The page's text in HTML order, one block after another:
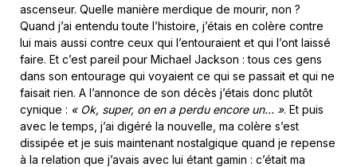
ascenseur. Quelle manière merdique de mourir, non ?
Quand j’ai entendu toute l’histoire, j’étais en colère contre
lui mais aussi contre ceux qui l’entouraient et qui l’ont laissé
faire. Et c’est pareil pour Michael Jackson : tous ces gens
dans son entourage qui voyaient ce qui se passait et qui ne
faisait rien. A l’annonce de son décès j’étais donc plutôt
cynique : « Ok, super, on en a perdu encore un… ». Et puis
avec le temps, j’ai digéré la nouvelle, ma colère s’est
dissipée et je suis maintenant nostalgique quand je repense
à la relation que j’avais avec lui étant gamin : c’était ma